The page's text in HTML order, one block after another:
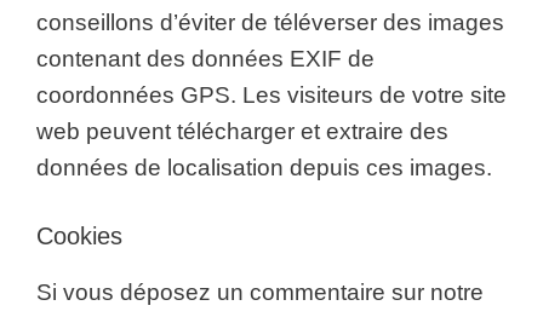
conseillons d’éviter de téléverser des images
contenant des données EXIF de
coordonnées GPS. Les visiteurs de votre site
web peuvent télécharger et extraire des
données de localisation depuis ces images.
Cookies
Si vous déposez un commentaire sur notre